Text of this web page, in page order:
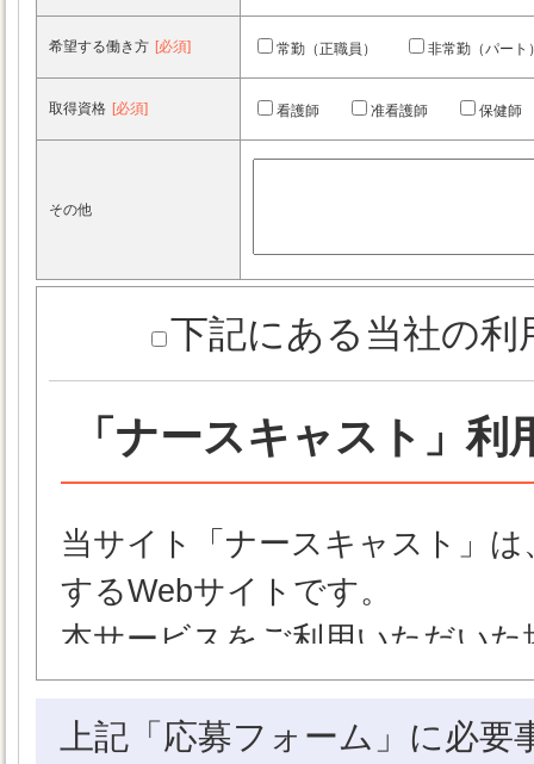
希望する働き方 [必須] 常勤（正職員） 非常勤（パート
取得資格 [必須] 看護師 准看護師 保健師
その他
下記にある当社の
「ナースキャスト」利
当サイト「ナースキャスト」
するWebサイトです。
本サービスをご利用いただい
いただいたものとさせていた
【ナースキャストの定義】
上記「応募フォーム」に必